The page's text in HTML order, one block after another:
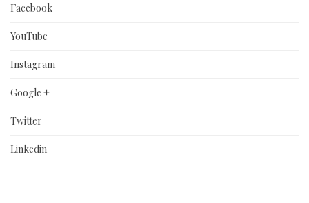
Facebook
YouTube
Instagram
Google +
Twitter
Linkedin